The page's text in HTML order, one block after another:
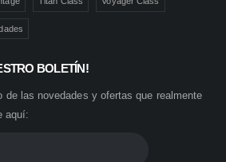
BOLETÍN!
de las novedades y ofertas que realmente
aquí: